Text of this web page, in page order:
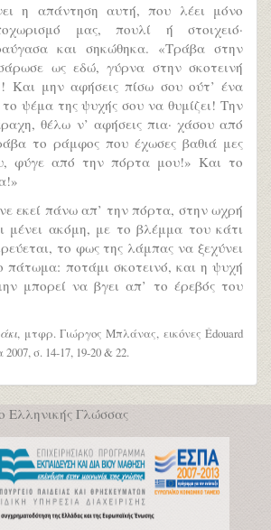
η απάντηση αυτή, που λέει μόνο
μας, πουλί ή στοιχειό·
και σηκώθηκα. «Τράβα στην
ως εδώ, γύρνα στην σκοτεινή
Και μην αφήσεις πίσω σου ούτ’ ένα
ψέμα της ψυχής σου να θυμίζει! Την
θέλω ν’ αφήσεις πια· χάσου από
το ράμφος που έχωσες βαθιά μες
φύγε από την πόρτα μου!» Και το
εκεί πάνω απ’ την πόρτα, στην ωχρή
μένει ακόμη, με το βλέμμα του κάτι
το φως της λάμπας να ξεχύνει
πάτωμα: ποτάμι σκοτεινό, και η ψυχή
μπορεί να βγει απ’ το έρεβός του
, μτφρ. Γιώργος Μπλάνας, εικόνες Édouard
σ. 14-17, 19-20 & 22.
Ελληνικής Γλώσσας